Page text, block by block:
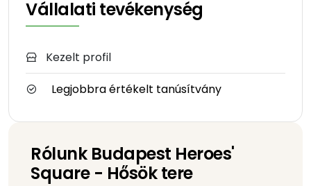
Vállalati tevékenység
Kezelt profil
Legjobbra értékelt tanúsítvány
Rólunk Budapest Heroes'
Square - Hősök tere